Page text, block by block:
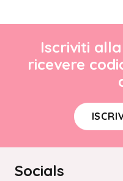
Iscriviti
ricevere
Socials